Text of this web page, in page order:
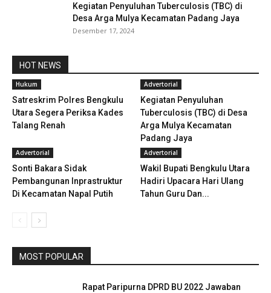
Kegiatan Penyuluhan Tuberculosis (TBC) di
Desa Arga Mulya Kecamatan Padang Jaya
Desember 17, 2024
HOT NEWS
Hukum
Satreskrim Polres Bengkulu
Utara Segera Periksa Kades
Talang Renah
Advertorial
Kegiatan Penyuluhan
Tuberculosis (TBC) di Desa
Arga Mulya Kecamatan
Padang Jaya
Advertorial
Sonti Bakara Sidak
Pembangunan Inprastruktur
Di Kecamatan Napal Putih
Advertorial
Wakil Bupati Bengkulu Utara
Hadiri Upacara Hari Ulang
Tahun Guru Dan...
MOST POPULAR
Rapat Paripurna DPRD BU 2022 Jawaban